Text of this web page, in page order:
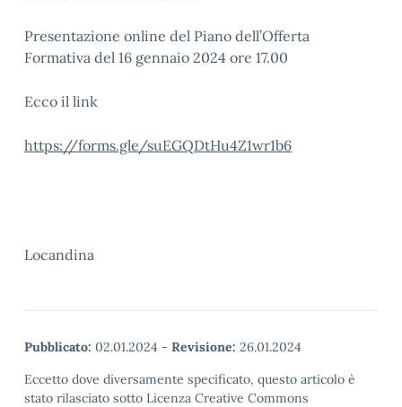
Presentazione online del Piano dell’Offerta
Formativa del 16 gennaio 2024 ore 17.00
Ecco il link
https://forms.gle/suEGQDtHu4Z1wr1b6
Locandina
Pubblicato: 02.01.2024 - Revisione: 26.01.2024
Eccetto dove diversamente specificato, questo articolo è
stato rilasciato sotto Licenza Creative Commons